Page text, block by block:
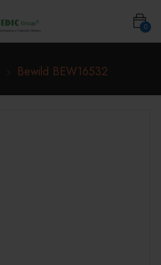
0
Bewild BEW16532